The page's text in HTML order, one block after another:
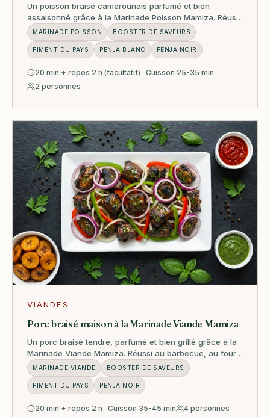
Un poisson braisé camerounais parfumé et bien
assaisonné grâce à la Marinade Poisson Mamiza. Réussi
au barbecue, au grill, à la plancha ou au four.
MARINADE POISSON BOOSTER DE SAVEURS
PIMENT DU PAYS PENJA BLANC PENJA NOIR
20 min + repos 2 h (facultatif) · Cuisson 25-35 min
2 personnes
VIANDES
Porc braisé maison à la Marinade Viande Mamiza
Un porc braisé tendre, parfumé et bien grillé grâce à la
Marinade Viande Mamiza. Réussi au barbecue, au four,
à la plancha ou à la poêle.
MARINADE VIANDE BOOSTER DE SAVEURS
PIMENT DU PAYS PENJA NOIR
20 min + repos 2 h · Cuisson 35-45 min 4 personnes